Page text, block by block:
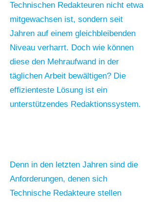
Technischen Redakteuren nicht etwa
mitgewachsen ist, sondern seit
Jahren auf einem gleichbleibenden
Niveau verharrt. Doch wie können
diese den Mehraufwand in der
täglichen Arbeit bewältigen? Die
effizienteste Lösung ist ein
unterstützendes Redaktionssystem.
Denn in den letzten Jahren sind die
Anforderungen, denen sich
Technische Redakteure stellen